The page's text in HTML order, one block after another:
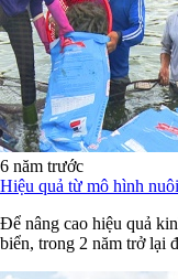
6 năm trước
Hiệu quả từ mô hình
Để nâng cao hiệu quả
biển, trong 2 năm trở lại